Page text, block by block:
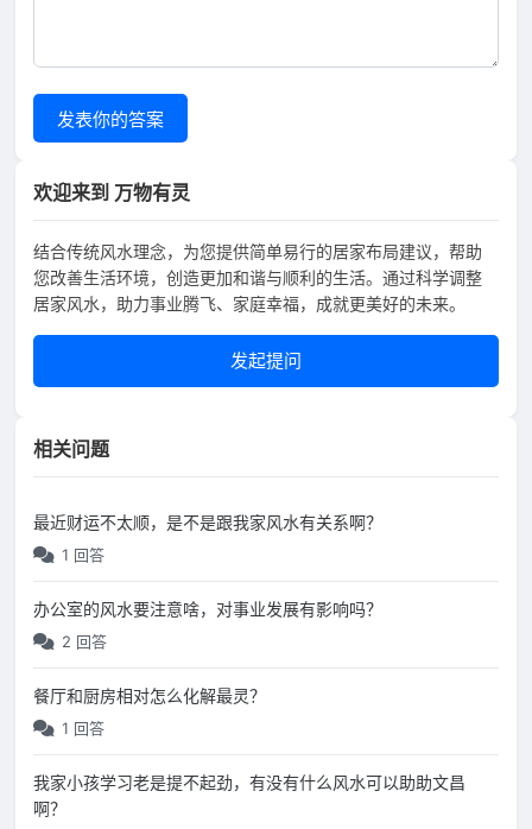
发表你的答案
欢迎来到 万物有灵
结合传统风水理念，为您提供简单易行的居家布局建议，帮助
您改善生活环境，创造更加和谐与顺利的生活。通过科学调整
居家风水，助力事业腾飞、家庭幸福，成就更美好的未来。
发起提问
相关问题
最近财运不太顺，是不是跟我家风水有关系啊？
1 回答
办公室的风水要注意啥，对事业发展有影响吗？
2 回答
餐厅和厨房相对怎么化解最灵？
1 回答
我家小孩学习老是提不起劲，有没有什么风水可以助助文昌
啊？